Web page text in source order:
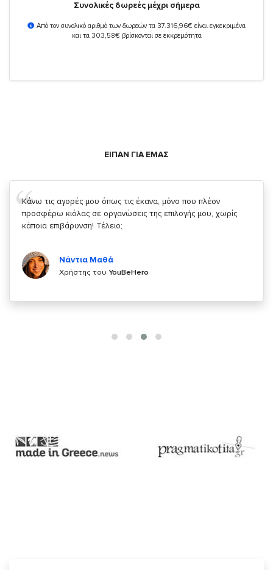
Συνολικές δωρεές μέχρι σήμερα
Από τον συνολικό αριθμό των δωρεών τα 37.316,96€ είναι εγκεκριμένα
και τα 303,58€ βρίσκονται σε εκκρεμότητα
ΕΙΠΑΝ ΓΙΑ ΕΜΑΣ
Σας ευχαριστώ που μας δίνετε την δυνατότητα να κάνουμε
κάτι!
Χρήστης τουYouBeHero